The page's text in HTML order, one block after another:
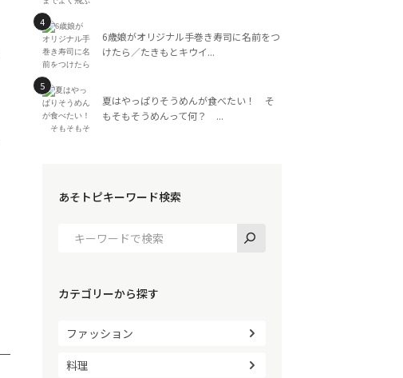
6歳娘がオリジナル手巻き寿司に名前をつ
けたら／たきもとキウイ...
夏はやっぱりそうめんが食べたい！ そ
もそもそうめんって何？ ...
あそトピキーワード検索
カテゴリーから探す
ファッション
料理